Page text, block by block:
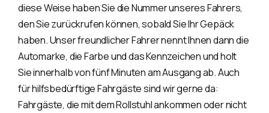
diese Weise haben Sie die Nummer unseres Fahrers,
den Sie zurückrufen können, sobald Sie Ihr Gepäck
haben. Unser freundlicher Fahrer nennt Ihnen dann die
Automarke, die Farbe und das Kennzeichen und holt
Sie innerhalb von fünf Minuten am Ausgang ab. Auch
für hilfsbedürftige Fahrgäste sind wir gerne da:
Fahrgäste, die mit dem Rollstuhl ankommen oder nicht